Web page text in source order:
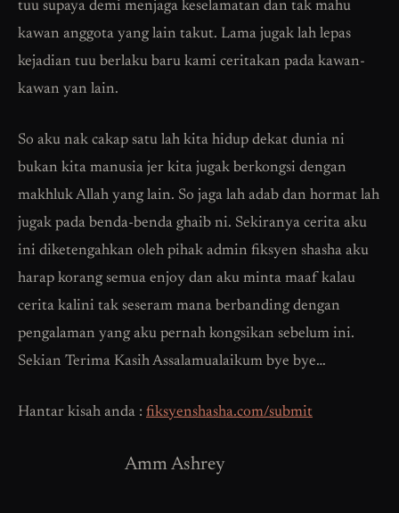
tuu supaya demi menjaga keselamatan dan tak mahu
kawan anggota yang lain takut. Lama jugak lah lepas
kejadian tuu berlaku baru kami ceritakan pada kawan-
kawan yan lain.
So aku nak cakap satu lah kita hidup dekat dunia ni
bukan kita manusia jer kita jugak berkongsi dengan
makhluk Allah yang lain. So jaga lah adab dan hormat lah
jugak pada benda-benda ghaib ni. Sekiranya cerita aku
ini diketengahkan oleh pihak admin fiksyen shasha aku
harap korang semua enjoy dan aku minta maaf kalau
cerita kalini tak seseram mana berbanding dengan
pengalaman yang aku pernah kongsikan sebelum ini.
Sekian Terima Kasih Assalamualaikum bye bye…
Hantar kisah anda : fiksyenshasha.com/submit
Amm Ashrey